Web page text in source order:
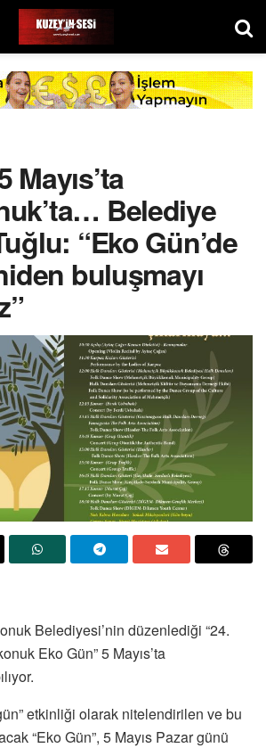
Mayıs’ta
Belediye
“Eko Gün’de
buluşmayı
Belediyesi’nin düzenlediği “24.
Eko Gün” 5 Mayıs’ta
etkinliği olarak nitelendirilen ve bu
“Eko Gün”, 5 Mayıs Pazar günü